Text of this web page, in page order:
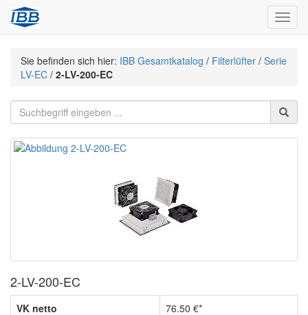
Sie befinden sich hier: IBB Gesamtkatalog / Filterlüfter / Serie
LV-EC / 2-LV-200-EC
2-LV-200-EC
VK netto
76.50 €*